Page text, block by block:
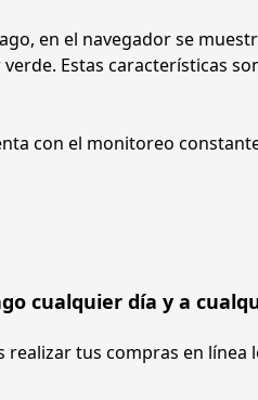
en el navegador se
con el monitoreo
cualquier día y a
realizar tus compras en